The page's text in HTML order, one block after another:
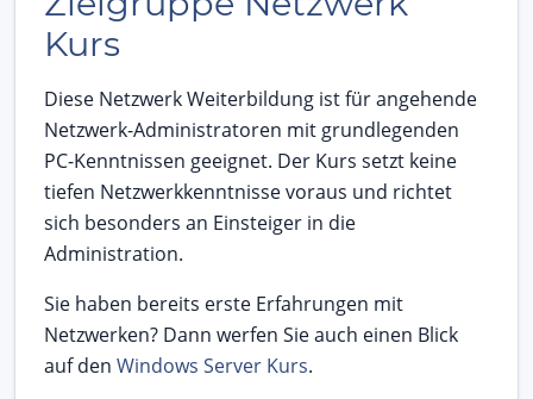
Kurs
Diese Netzwerk Weiterbildung ist für angehende
Netzwerk-Administratoren mit grundlegenden
PC-Kenntnissen geeignet. Der Kurs setzt keine
tiefen Netzwerkkenntnisse voraus und richtet
sich besonders an Einsteiger in die
Administration.
Sie haben bereits erste Erfahrungen mit
Netzwerken? Dann werfen Sie auch einen Blick
auf den Windows Server Kurs.